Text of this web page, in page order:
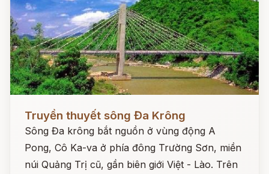
Đọc ngay
Truyền thuyết sông Đa Krông
Sông Đa krông bắt nguồn ở vùng động A
Pong, Cô Ka-va ở phía đông Trường Sơn, miền
núi Quảng Trị cũ, gần biên giới Việt - Lào. Trên